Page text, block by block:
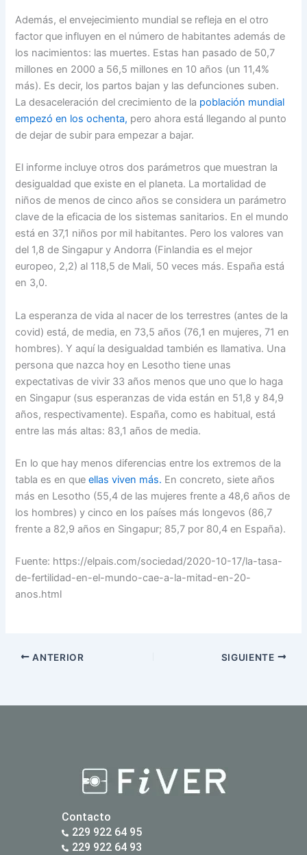
Además, el envejecimiento mundial se refleja en el otro
factor que influyen en el número de habitantes además de
los nacimientos: las muertes. Estas han pasado de 50,7
millones en 2000 a 56,5 millones en 10 años (un 11,4%
más). Es decir, los partos bajan y las defunciones suben.
La desaceleración del crecimiento de la población mundial
empezó en los ochenta, pero ahora está llegando al punto
de dejar de subir para empezar a bajar.
El informe incluye otros dos parámetros que muestran la
desigualdad que existe en el planeta. La mortalidad de
niños de menos de cinco años se considera un parámetro
clave de la eficacia de los sistemas sanitarios. En el mundo
está en 37,1 niños por mil habitantes. Pero los valores van
del 1,8 de Singapur y Andorra (Finlandia es el mejor
europeo, 2,2) al 118,5 de Mali, 50 veces más. España está
en 3,0.
La esperanza de vida al nacer de los terrestres (antes de la
covid) está, de media, en 73,5 años (76,1 en mujeres, 71 en
hombres). Y aquí la desigualdad también es llamativa. Una
persona que nazca hoy en Lesotho tiene unas
expectativas de vivir 33 años menos que uno que lo haga
en Singapur (sus esperanzas de vida están en 51,8 y 84,9
años, respectivamente). España, como es habitual, está
entre las más altas: 83,1 años de media.
En lo que hay menos diferencias entre los extremos de la
tabla es en queellas viven más. En concreto, siete años
más en Lesotho (55,4 de las mujeres frente a 48,6 años de
los hombres) y cinco en los países más longevos (86,7
frente a 82,9 años en Singapur; 85,7 por 80,4 en España).
Fuente: https://elpais.com/sociedad/2020-10-17/la-tasa-
de-fertilidad-en-el-mundo-cae-a-la-mitad-en-20-
anos.html
ANTERIOR SIGUIENTE
Contacto
229 922 64 95
229 922 64 93